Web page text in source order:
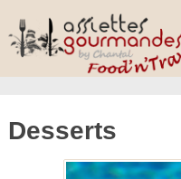
Desserts